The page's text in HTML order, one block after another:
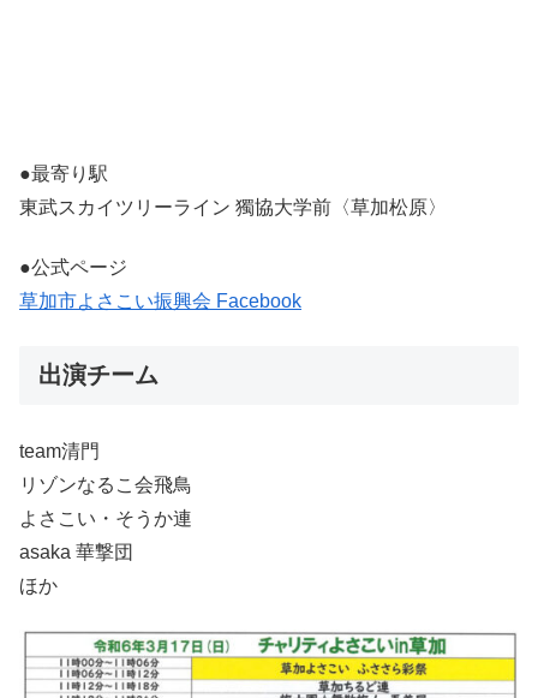
●最寄り駅
東武スカイツリーライン 獨協大学前〈草加松原〉
●公式ページ
草加市よさこい振興会 Facebook
出演チーム
team清門
リゾンなるこ会飛鳥
よさこい・そうか連
asaka 華撃団
ほか